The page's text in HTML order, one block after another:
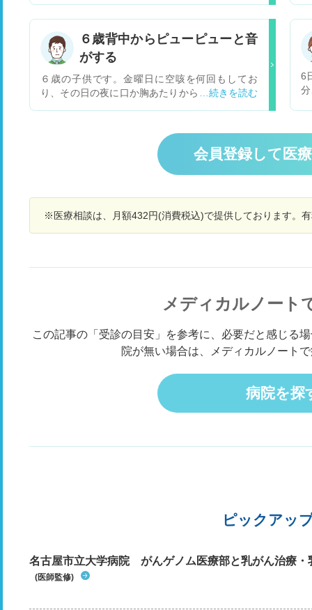
なりました。鼓膜が凹んでいたらしく、それも治
りました。 夕方くらいから現在まで、あくびやゲ
ップなど鼓膜に圧がかかった時に痛みがあるよう
な気がします。 常時ではないです。聞こえだった
りはいつも通りです。 一時的にでているだけでし
ょうか？ 昨日の今日ですが、通院しなおした方が
しない方がよいでしょうか？
６歳背中からピューピューと音
がする
６歳の子供です。金曜日に空咳を何回もしてお
り、その日の夜に口か胸あたりからピューピュー
診療が休みだったため咳は前日からかなり落ち着
いてきたので様子を見ていました。土曜日は37.5
くらいの発熱がありました。今は痰の絡んだ咳を
していますが数回しているくらいで熱もなく、本
ると口からジージーのような音がします。念の為
月曜日火曜日は保育園を休ませました。 湿度を高
6
会員登録して医
※医療相談は、月額432円(消費税込)で提供しております。
メディカルノート
この記事の「受診の目安」を参考に、必要だと感じる
院が無い場合は、メディカルノート
病院を探
ピックアッ
名古屋市立大学病院 がんゲノム医療部と乳がん治療・
(医師監修)